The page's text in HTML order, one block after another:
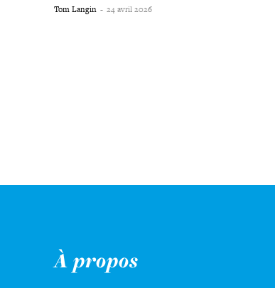
Tom Langin - 24 avril 2026
À propos